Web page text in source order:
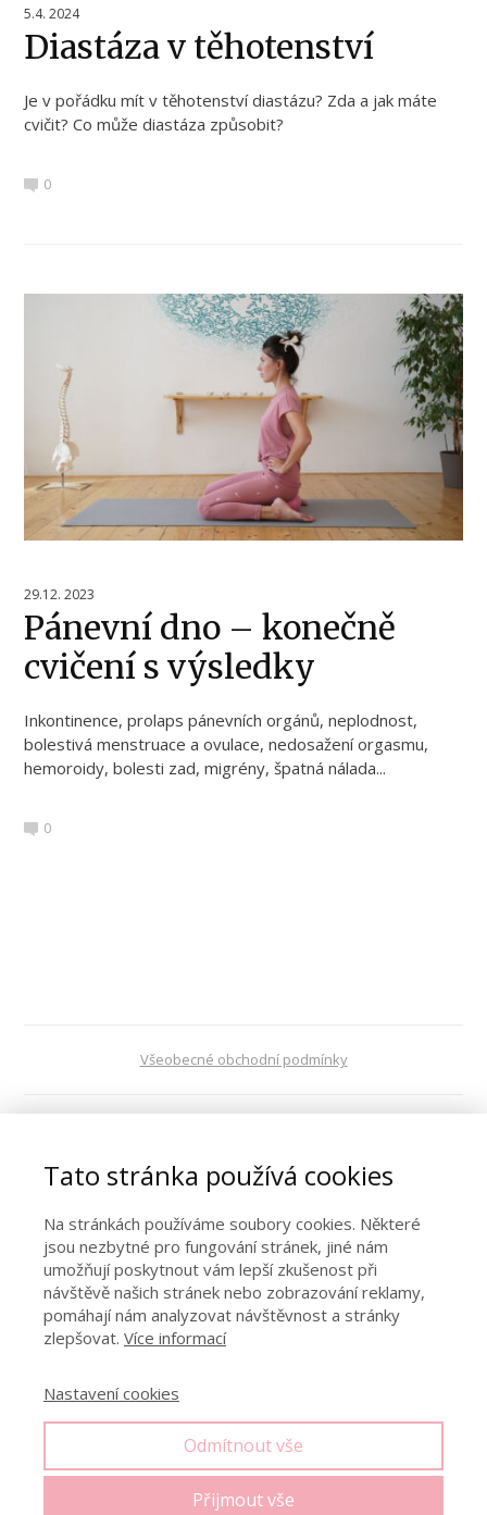
5.4. 2024
Diastáza v těhotenství
Je v pořádku mít v těhotenství diastázu? Zda a jak máte
cvičit? Co může diastáza způsobit?
0
29.12. 2023
Pánevní dno – konečně
cvičení s výsledky
Inkontinence, prolaps pánevních orgánů, neplodnost,
bolestivá menstruace a ovulace, nedosažení orgasmu,
hemoroidy, bolesti zad, migrény, špatná nálada...
0
Všeobecné obchodní podmínky
Ochrana osobních údajů
Kontakt
Spolupráce
© Copyright 2021. Všechna práva vyhrazena. Jakákoliv
reprodukce, stahování, kopírování a další šíření obsahu tohoto
webu – zejména článků, videí, audio záznamů a obrázků – je bez
svolení autora zakázáno. V případě, že dojde k porušení těchto
podmínek, bude okamžitě zahájeno vymáhání finanční náhrady
Tato stránka používá cookies
Na stránkách používáme soubory cookies. Některé
jsou nezbytné pro fungování stránek, jiné nám
umožňují poskytnout vám lepší zkušenost při
návštěvě našich stránek nebo zobrazování reklamy,
pomáhají nám analyzovat návštěvnost a stránky
zlepšovat. Více informací
Nastavení cookies
Odmítnout vše
Přijmout vše